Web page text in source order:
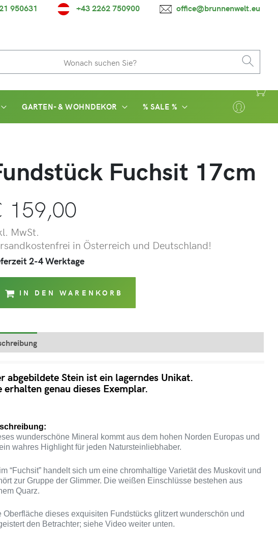
950631 +43 2262 750900 office@brunnenwelt.eu
GARTEN- & WOHNDEKOR % SALE %
Fuchsit 17cm
159,00
MwSt.
in Österreich und Deutschland!
2-4 Werktage
IN DEN WARENKORB
abgebildete Stein ist ein lagerndes Unikat.
erhalten genau dieses Exemplar.
wunderschöne Mineral kommt aus dem hohen Norden Europas und
wahres Highlight für jeden Natursteinliebhaber.
“Fuchsit” handelt sich um eine chromhaltige Varietät des Muskovit und
zur Gruppe der Glimmer. Die weißen Einschlüsse bestehen aus
Quarz.
Oberfläche dieses exquisiten Fundstücks glitzert wunderschön und
den Betrachter; siehe Video weiter unten.